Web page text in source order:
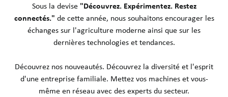
Sous la devise "Découvrez. Expérimentez. Restez
connectés." de cette année, nous souhaitons encourager les
échanges sur l'agriculture moderne ainsi que sur les
dernières technologies et tendances.
Découvrez nos nouveautés. Découvrez la diversité et l'esprit
d'une entreprise familiale. Mettez vos machines et vous-
même en réseau avec des experts du secteur.